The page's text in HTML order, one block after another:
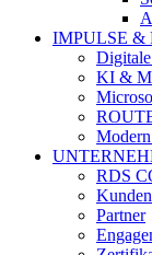
IMPULSE &
KI &
RDS
Kunden
Partner